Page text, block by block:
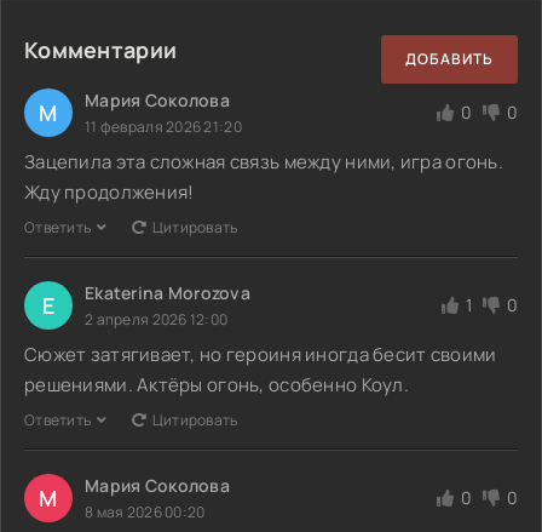
Комментарии ДОБАВИТЬ
М Мария Соколова
11 февраля 2026 21:20
0 0
Зацепила эта сложная связь между ними, игра огонь.
Жду продолжения!
Ответить Цитировать
E Ekaterina Morozova
2 апреля 2026 12:00
1 0
Сюжет затягивает, но героиня иногда бесит своими
решениями. Актёры огонь, особенно Коул.
Ответить Цитировать
М Мария Соколова
8 мая 2026 00:20
0 0